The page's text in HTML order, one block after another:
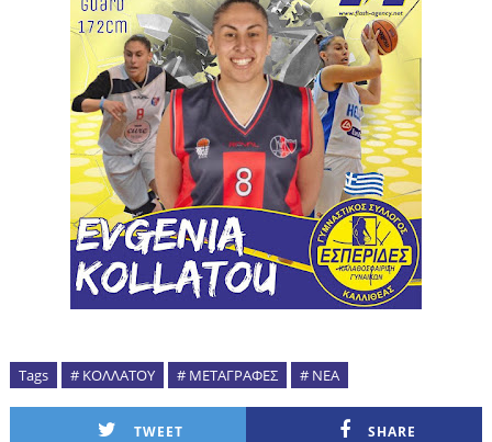
Tags # ΚΟΛΛΑΤΟΥ # ΜΕΤΑΓΡΑΦΕΣ # ΝΕΑ
TWEET SHARE